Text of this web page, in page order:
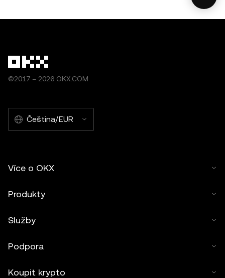
©2017 – 2026 OKX.COM
Čeština/EUR
Více o OKX
Produkty
Služby
Podpora
Koupit krypto